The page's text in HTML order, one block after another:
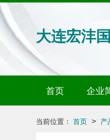
大连宏沣
首页 企业
当前位置： 首页 > 产